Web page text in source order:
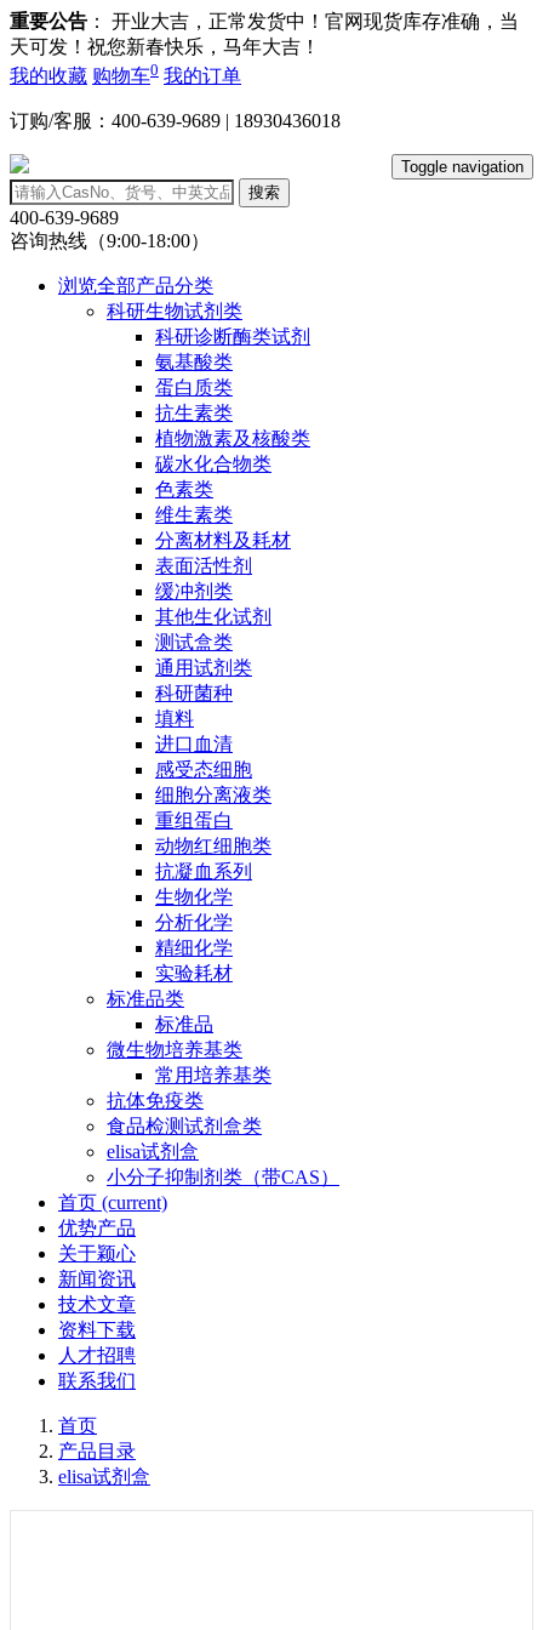
重要公告 ： 开业大吉，正常发货中！官网现货库存准确，当
天可发！祝您新春快乐，马年大吉！
我的收藏 购物车0 我的订单
订购/客服：400-639-9689 | 18930436018
Toggle navigation
搜索
400-639-9689
咨询热线（9:00-18:00）
浏览全部产品分类
科研生物试剂类
科研诊断酶类试剂
氨基酸类
蛋白质类
抗生素类
植物激素及核酸类
碳水化合物类
色素类
维生素类
分离材料及耗材
表面活性剂
缓冲剂类
其他生化试剂
测试盒类
通用试剂类
科研菌种
填料
进口血清
感受态细胞
细胞分离液类
重组蛋白
动物红细胞类
抗凝血系列
生物化学
分析化学
精细化学
实验耗材
标准品类
标准品
微生物培养基类
常用培养基类
抗体免疫类
食品检测试剂盒类
elisa试剂盒
小分子抑制剂类（带CAS）
首页 (current)
优势产品
关于颖心
新闻资讯
技术文章
资料下载
人才招聘
联系我们
首页
产品目录
elisa试剂盒